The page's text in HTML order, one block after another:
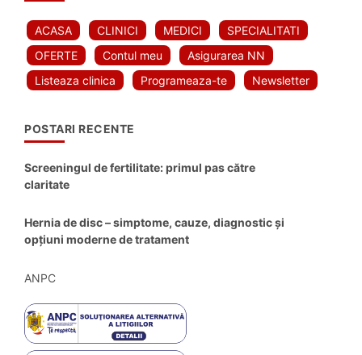
ACASA CLINICI MEDICI
SPECIALITATI
OFERTE
Contul meu
Asigurarea NN
Listeaza clinica
Programeaza-te Newsletter
POSTARI RECENTE
Screeningul de fertilitate: primul pas către
claritate
Hernia de disc – simptome, cauze, diagnostic și
opțiuni moderne de tratament
ANPC